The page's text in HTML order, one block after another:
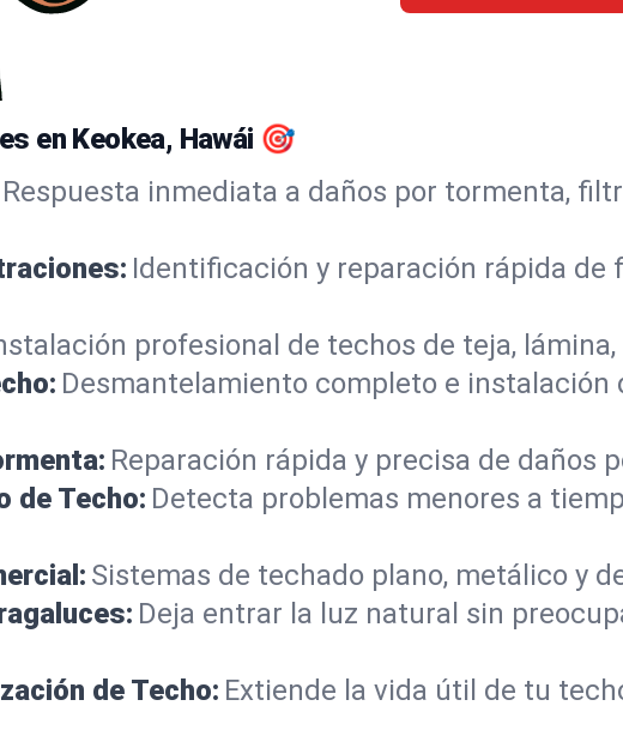
en Keokea, Hawái 🎯
Respuesta inmediata a daños por tormenta,
Identificación y reparación rápida
profesional de techos de teja,
Desmantelamiento completo e
Reparación rápida y precisa de daños
de Techo: Detecta problemas menores a
Sistemas de techado plano, metálico y
Deja entrar la luz natural sin
de Techo: Extiende la vida útil de tu